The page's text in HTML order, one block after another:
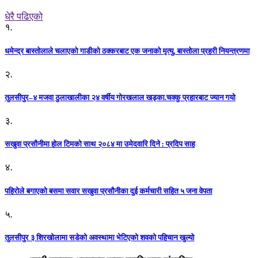
धेरै पढिएको
१.
धमेन्द्र बास्तोलाले चलाएको गाडीको ठक्करबाट एक जनाको मृत्यु, बास्तोला प्रहरी नियन्त्रणमा
२.
तुलसीपुर–४ मजवा ठुलाखालीका २४ वर्षीय गोरखलाल खड्का.चक्कु प्रहारबाट ज्यान गयो
३.
सखुवा प्रसौनीमा होल टिमको साथ २०८४ मा उमेदवारि दिने : प्रदिप साह
४.
पहिराेले बगाएकाे बसमा सवार सखुवा प्रसाैनीका दुई कर्मचारी सहित ५ जना वेपता
५.
तुलसीपुर ३ शिरखोलामा सडेको अवस्थामा भेटिएको शवको पहिचान खुल्यो